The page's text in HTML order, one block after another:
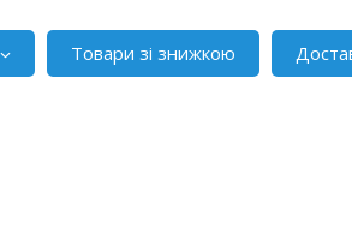
Товари зі знижкою